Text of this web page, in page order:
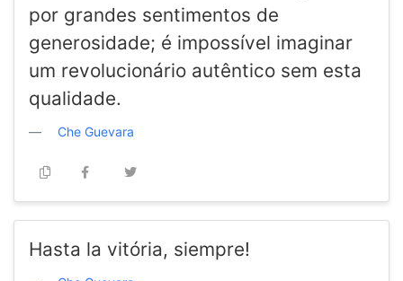
por grandes sentimentos de
generosidade; é impossível imaginar
um revolucionário autêntico sem esta
qualidade.
Che Guevara
Hasta la vitória, siempre!